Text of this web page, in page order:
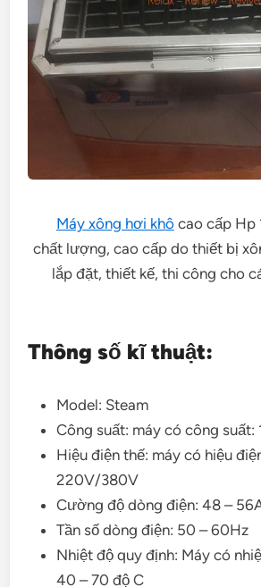
Máy xông hơi khôcao cấp Hp
chất lượng, cao cấp do thiết bị
lắp đặt, thiết kế, thi công cho
Thông số kĩ thuật:
Model: Steam
Công suất: máy có công suất:
Hiệu điện thế: máy có hiệu
220V/380V
Cường độ dòng điện: 48 –
Tần số dòng điện: 50 – 60Hz
Nhiệt độ quy định: Máy có
40 – 70 độ C